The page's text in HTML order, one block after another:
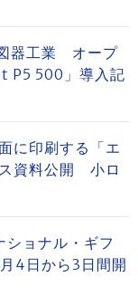
器工業 オープ
P5 500」導入記
に印刷する「エ
資料公開 小ロ
ショナル・ギフ
4日から3日間開